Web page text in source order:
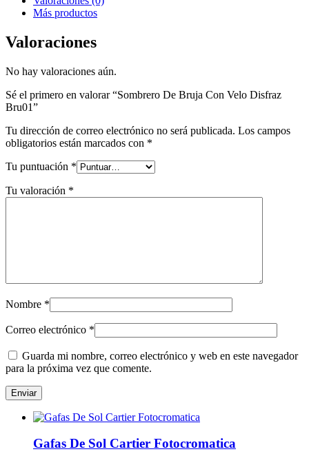
Bru01
cantidad
Más productos
Valoraciones
No hay valoraciones aún.
Sé el primero en valorar “Sombrero De Bruja Con Velo Disfraz
Bru01”
Tu dirección de correo electrónico no será publicada. Los campos
obligatorios están marcados con *
Tu puntuación *
Tu valoración *
Nombre *
Correo electrónico *
Guarda mi nombre, correo electrónico y web en este navegador
para la próxima vez que comente.
Gafas De Sol Cartier Fotocromatica